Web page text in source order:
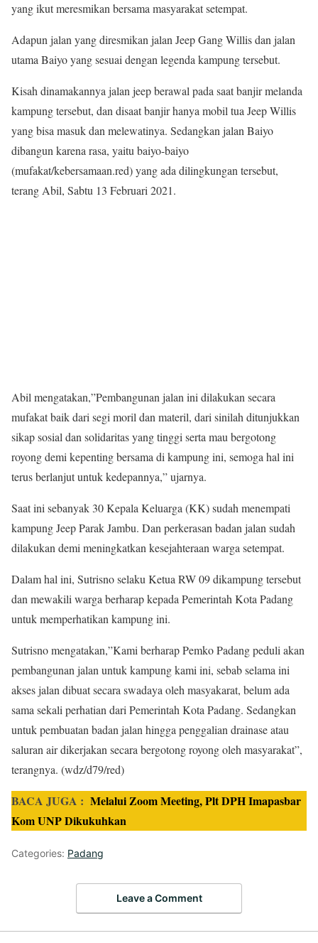
yang ikut meresmikan bersama masyarakat setempat.
Adapun jalan yang diresmikan jalan Jeep Gang Willis dan jalan
utama Baiyo yang sesuai dengan legenda kampung tersebut.
Kisah dinamakannya jalan jeep berawal pada saat banjir melanda
kampung tersebut, dan disaat banjir hanya mobil tua Jeep Willis
yang bisa masuk dan melewatinya. Sedangkan jalan Baiyo
dibangun karena rasa, yaitu baiyo-baiyo
(mufakat/kebersamaan.red) yang ada dilingkungan tersebut,
terang Abil, Sabtu 13 Februari 2021.
Abil mengatakan,”Pembangunan jalan ini dilakukan secara
mufakat baik dari segi moril dan materil, dari sinilah ditunjukkan
sikap sosial dan solidaritas yang tinggi serta mau bergotong
royong demi kepenting bersama di kampung ini, semoga hal ini
terus berlanjut untuk kedepannya,” ujarnya.
Saat ini sebanyak 30 Kepala Keluarga (KK) sudah menempati
kampung Jeep Parak Jambu. Dan perkerasan badan jalan sudah
dilakukan demi meningkatkan kesejahteraan warga setempat.
Dalam hal ini, Sutrisno selaku Ketua RW 09 dikampung tersebut
dan mewakili warga berharap kepada Pemerintah Kota Padang
untuk memperhatikan kampung ini.
Sutrisno mengatakan,”Kami berharap Pemko Padang peduli akan
pembangunan jalan untuk kampung kami ini, sebab selama ini
akses jalan dibuat secara swadaya oleh masyakarat, belum ada
sama sekali perhatian dari Pemerintah Kota Padang. Sedangkan
untuk pembuatan badan jalan hingga penggalian drainase atau
saluran air dikerjakan secara bergotong royong oleh masyarakat”,
terangnya. (wdz/d79/red)
BACA JUGA : Melalui Zoom Meeting, Plt DPH Imapasbar
Kom UNP Dikukuhkan
Categories: Padang
Leave a Comment